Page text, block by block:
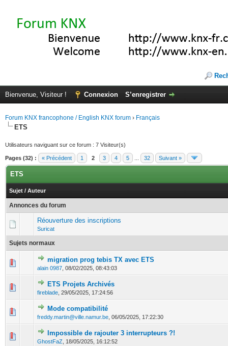
Bienvenue, Visiteur ! Connexion S’enregistrer
Forum KNX francophone / English KNX forum › Français
ETS
Utilisateurs naviguant sur ce forum : 7 Visiteur(s)
Pages (32) : « Précédent 1 2 3 4 5 32 Suivant »
ETS
Sujet / Auteur
Annonces du forum
Réouverture des inscriptions
Suricat
Sujets normaux
migration prog tebis TX avec ETS
alain 0987 08/02/2025, 08:43:03
0 Votes - 0 sur 5 en moyenne
1234 5
ETS Projets Archivés
fireblade 29/05/2025, 17:24:56
0 Votes - 0 sur 5 en moyenne
12 345
Mode compatibilité
freddy.martin@ville.namur.be 06/05/2025, 17:22:30
0 Votes - 0 sur 5 en moyenne
12345
Impossible de rajouter 3 interrupteurs ?!
GhostFaZ 18/05/2025, 16:12:52
0 Votes - 0 sur 5 en moyenne
1 2345